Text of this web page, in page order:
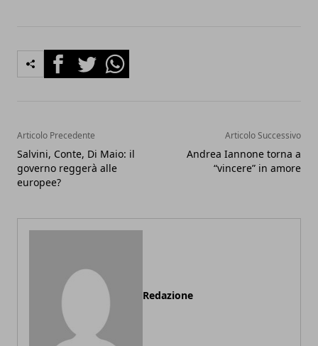
FacebookTwitterWhatsapp
Articolo Precedente
Salvini, Conte, Di Maio: il
governo reggerà alle
europee?
Articolo Successivo
Andrea Iannone torna a
“vincere” in amore
Redazione